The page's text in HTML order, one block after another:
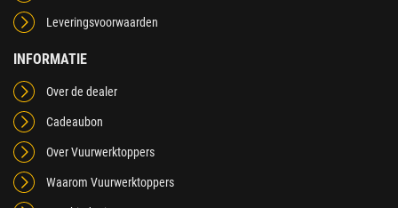
Leveringsvoorwaarden
INFORMATIE
Over de dealer
Cadeaubon
Over Vuurwerktoppers
Waarom Vuurwerktoppers